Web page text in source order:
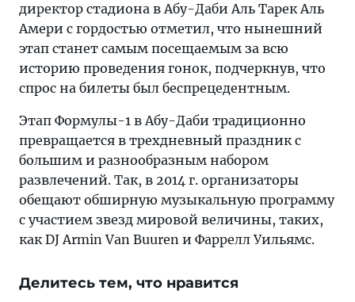
директор стадиона в Абу-Даби Аль Тарек Аль
Амери с гордостью отметил, что нынешний
этап станет самым посещаемым за всю
историю проведения гонок, подчеркнув, что
спрос на билеты был беспрецедентным.
Этап Формулы-1 в Абу-Даби традиционно
превращается в трехдневный праздник с
большим и разнообразным набором
развлечений. Так, в 2014 г. организаторы
обещают обширную музыкальную программу
с участием звезд мировой величины, таких,
как DJ Armin Van Buuren и Фаррелл Уильямс.
Делитесь тем, что нравится